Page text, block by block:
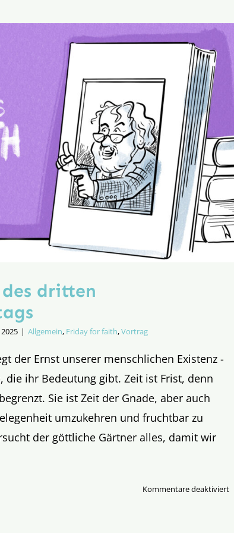
dritten
| Allgemein, Friday for faith,Vortrag
der Ernst unserer menschlichen Existenz -
die ihr Bedeutung gibt. Zeit ist Frist, denn
Sie ist Zeit der Gnade, aber auch
umzukehren und fruchtbar zu
der göttliche Gärtner alles, damit wir
Kommentare deaktiviertfür